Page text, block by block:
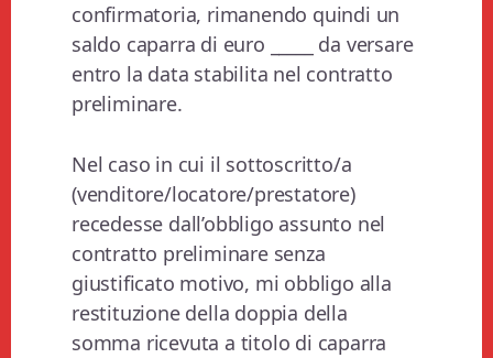
confirmatoria, rimanendo quindi un
saldo caparra di euro _____ da versare
entro la data stabilita nel contratto
preliminare.
Nel caso in cui il sottoscritto/a
(venditore/locatore/prestatore)
recedesse dall’obbligo assunto nel
contratto preliminare senza
giustificato motivo, mi obbligo alla
restituzione della doppia della
somma ricevuta a titolo di caparra